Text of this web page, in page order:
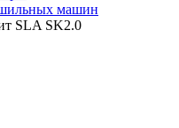
машин
SLA SK2.0